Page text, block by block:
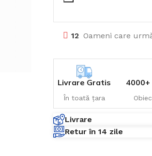
12 Oameni care
Livrare Gratis
În toată țara
Livrare
Retur în 14 zile